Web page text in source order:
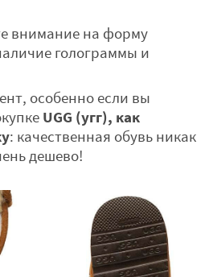
внимание на форму
голограммы и
особенно если вы
UGG (угг), как
: качественная обувь никак
дешево!